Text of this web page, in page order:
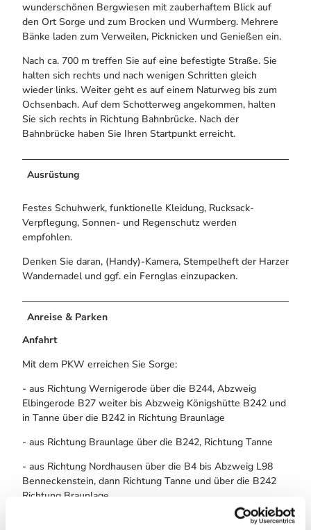
wunderschönen Bergwiesen mit zauberhaftem Blick auf
den Ort Sorge und zum Brocken und Wurmberg. Mehrere
Bänke laden zum Verweilen, Picknicken und Genießen ein.
Nach ca. 700 m treffen Sie auf eine befestigte Straße. Sie
halten sich rechts und nach wenigen Schritten gleich
wieder links. Weiter geht es auf einem Naturweg bis zum
Ochsenbach. Auf dem Schotterweg angekommen, halten
Sie sich rechts in Richtung Bahnbrücke. Nach der
Bahnbrücke haben Sie Ihren Startpunkt erreicht.
Ausrüstung
Festes Schuhwerk, funktionelle Kleidung, Rucksack-
Verpflegung, Sonnen- und Regenschutz werden
empfohlen.
Denken Sie daran, (Handy)-Kamera, Stempelheft der Harzer
Wandernadel und ggf. ein Fernglas einzupacken.
Anreise & Parken
Anfahrt
Mit dem PKW erreichen Sie Sorge:
- aus Richtung Wernigerode über die B244, Abzweig
Elbingerode B27 weiter bis Abzweig Königshütte B242 und
in Tanne über die B242 in Richtung Braunlage
- aus Richtung Braunlage über die B242, Richtung Tanne
- aus Richtung Nordhausen über die B4 bis Abzweig L98
Benneckenstein, dann Richtung Tanne und über die B242
Richtung Braunlage